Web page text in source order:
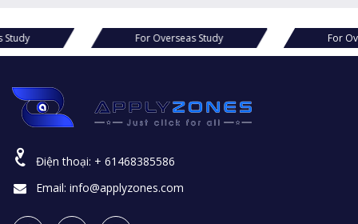
For Overseas Study For Overseas Study
Điện thoại: + 61468385586
Email: info@applyzones.com